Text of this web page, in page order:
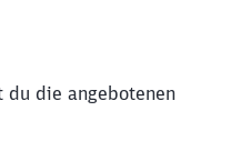
du die angebotenen